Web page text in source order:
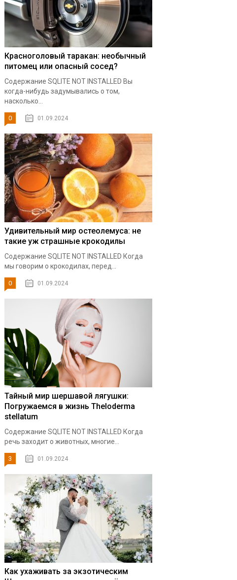
Красноголовый таракан: необычный
питомец или опасный сосед?
Содержание SQLITE NOT INSTALLED Вы
когда-нибудь задумывались о том,
насколько...
0 01.09.2024
Удивительный мир остеолемуса: не
такие уж страшные крокодилы
Содержание SQLITE NOT INSTALLED Когда
мы говорим о крокодилах, перед...
0 01.09.2024
Тайный мир шершавой лягушки:
Погружаемся в жизнь Theloderma
stellatum
Содержание SQLITE NOT INSTALLED Когда
речь заходит о животных, многие...
3 01.09.2024
Как ухаживать за экзотическим